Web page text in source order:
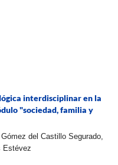
interdisciplinar en la
"sociedad, familia y
del Castillo Segurado,
Estévez